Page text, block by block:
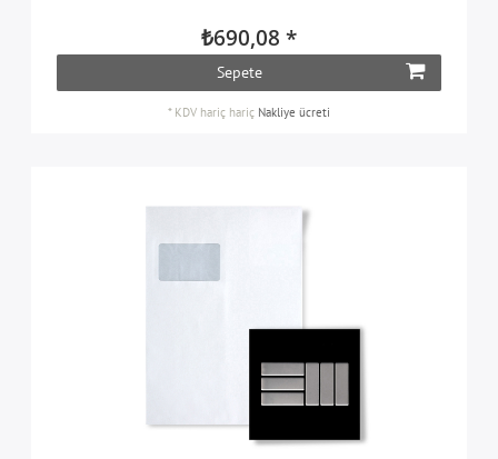
₺690,08 *
Sepete
* KDV hariç hariç Nakliye ücreti